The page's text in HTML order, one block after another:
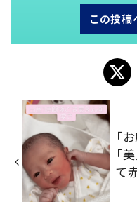
この投稿
「
「
て